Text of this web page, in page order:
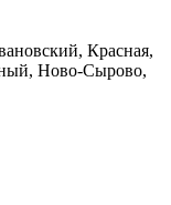
Красная,
Ново-Сырово,